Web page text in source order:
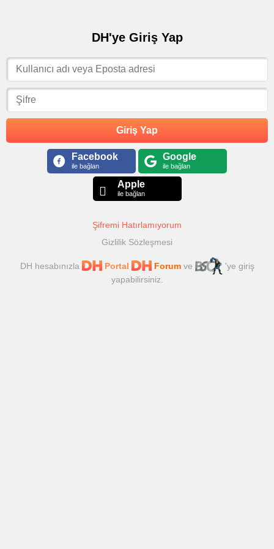
DH'ye Giriş Yap
Giriş Yap
Facebook
ile bağlan
Google
ile bağlan
Apple
ile bağlan
Şifremi Hatırlamıyorum
Gizlilik Sözleşmesi
DH hesabınızla Portal Forumve
'ye giriş
yapabilirsiniz.